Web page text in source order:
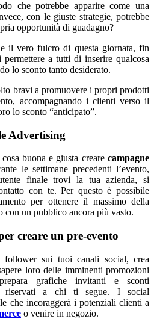
che potrebbe apparire come una
con le giuste strategie, potrebbe
opportunità di guadagno?
il vero fulcro di questa giornata, fin
a tutti di inserire qualcosa
lo sconto tanto desiderato.
bravi a promuovere i propri prodotti
accompagnando i clienti verso il
lo sconto “anticipato”.
Advertising
buona e giusta creare campagne
le settimane precedenti l’evento,
finale trovi la tua azienda, si
con te. Per questo è possibile
per ottenere il massimo della
con un pubblico ancora più vasto.
creare un pre-evento
sui tuoi canali social, crea
loro delle imminenti promozioni
grafiche invitanti e sconti
riservati a chi ti segue. I social
che incoraggerà i potenziali clienti a
o venire in negozio.